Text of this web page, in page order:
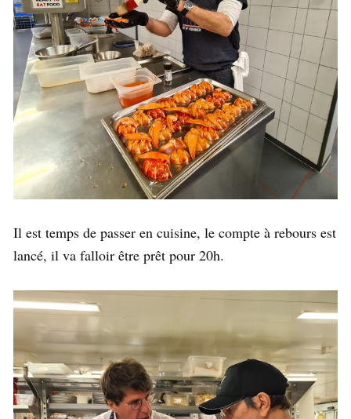
Il est temps de passer en cuisine, le compte à rebours est
lancé, il va falloir être prêt pour 20h.